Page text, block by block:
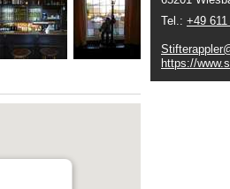
Tel.: +49
https://